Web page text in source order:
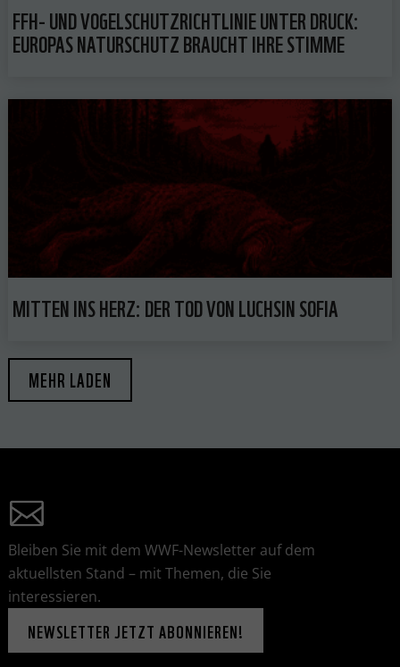
FFH- UND VOGELSCHUTZRICHTLINIE UNTER DRUCK:
EUROPAS NATURSCHUTZ BRAUCHT IHRE STIMME
MITTEN INS HERZ: DER TOD VON LUCHSIN SOFIA
MEHR LADEN
Bleiben Sie mit dem WWF-Newsletter auf dem
aktuellsten Stand – mit Themen, die Sie
interessieren.
NEWSLETTER JETZT ABONNIEREN!